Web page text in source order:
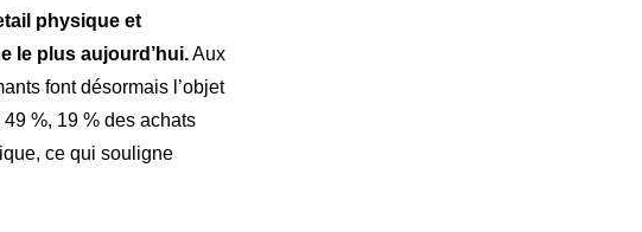
physique et
le plus aujourd’hui.Aux
font désormais l’objet
%, 19 % des achats
ce qui souligne